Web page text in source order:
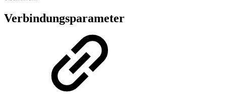
Verbindungsparameter